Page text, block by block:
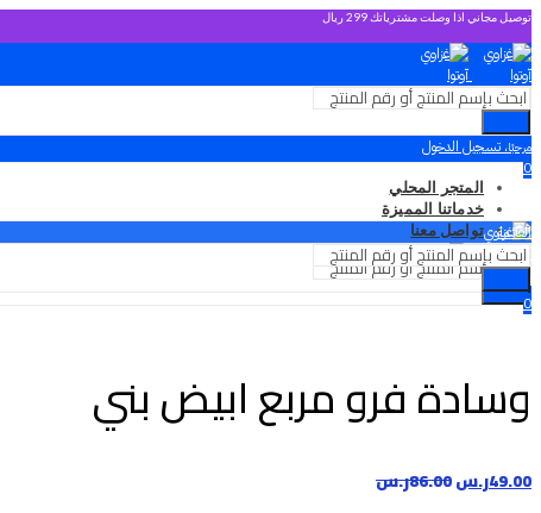
توصيل مجاني اذا وصلت مشترياتك 299 ريال
مرحبًا، تسجيل الدخول
0
ر.س
القائمة
تسجيل الدخول
0
0.00
المتجر المحلي
خدماتنا المميزة
تواصل معنا
بحث
القائمة
0
وسادة فرو مربع ابيض بني
49.00ر.س86.00ر.س